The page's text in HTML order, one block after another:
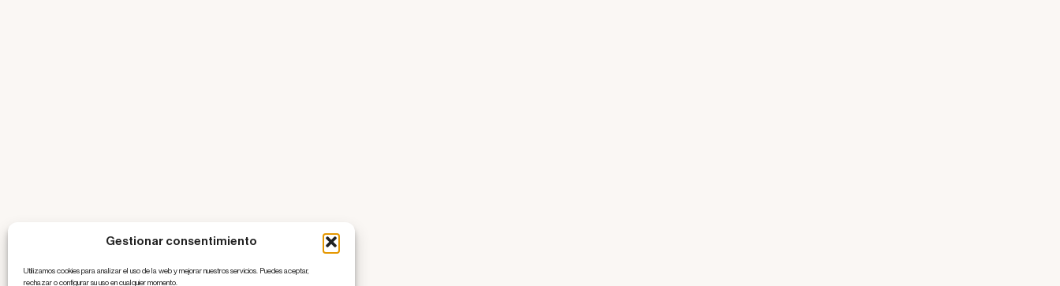
Gestionar consentimiento
Utilizamos cookies para analizar el uso de la web y mejorar nuestros servicios. Puedes aceptar,
rechazar o configurar su uso en cualquier momento.